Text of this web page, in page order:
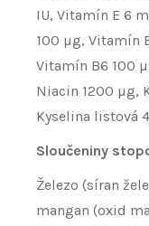
IU, Vitamín E 6
100 µg, Vitamín
Vitamín B6 100
Niacin 1200 µg,
Kyselina listová
Sloučeniny
Železo (síran
mangan (oxid